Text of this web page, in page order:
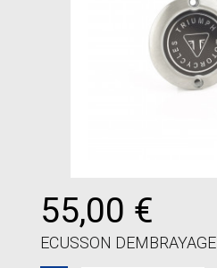
55,00 €
ECUSSON DEMBRAYAGE